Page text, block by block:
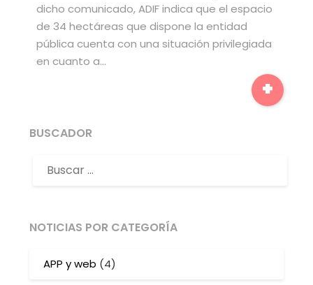
dicho comunicado, ADIF indica que el espacio
de 34 hectáreas que dispone la entidad
pública cuenta con una situación privilegiada
en cuanto a…
+
BUSCADOR
NOTICIAS POR CATEGORÍA
APP y web (4)